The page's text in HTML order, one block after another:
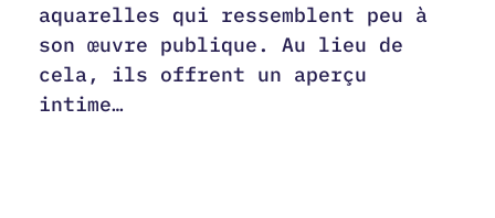
aquarelles qui ressemblent peu à
son œuvre publique. Au lieu de
cela, ils offrent un aperçu
intime…